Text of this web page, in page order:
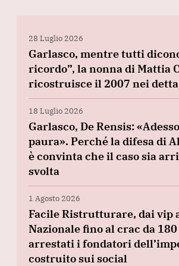
28 Luglio 2026
Garlasco, mentre tutti
ricordo”, la nonna di Mattia
ricostruisce il 2007 nei
18 Luglio 2026
Garlasco, De Rensis:
paura». Perché la difesa di
è convinta che il caso sia
svolta
1 Agosto 2026
Facile Ristrutturare, dai vip
Nazionale fino al crac da
arrestati i fondatori
costruito sui social